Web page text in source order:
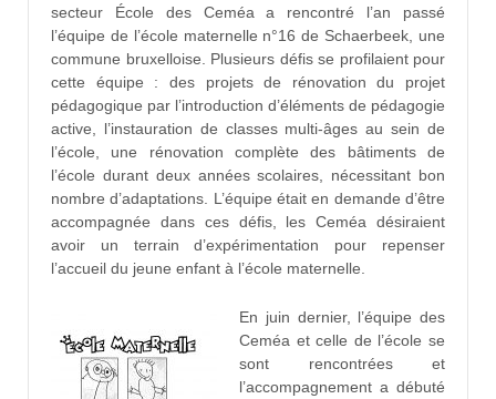
secteur École des Ceméa a rencontré l’an passé
l’équipe de l’école maternelle n°16 de Schaerbeek, une
commune bruxelloise. Plusieurs défis se profilaient pour
cette équipe : des projets de rénovation du projet
pédagogique par l’introduction d’éléments de pédagogie
active, l’instauration de classes multi-âges au sein de
l’école, une rénovation complète des bâtiments de
l’école durant deux années scolaires, nécessitant bon
nombre d’adaptations. L’équipe était en demande d’être
accompagnée dans ces défis, les Ceméa désiraient
avoir un terrain d’expérimentation pour repenser
l’accueil du jeune enfant à l’école maternelle.
En juin dernier, l’équipe des
Ceméa et celle de l’école se
sont rencontrées et
l’accompagnement a débuté